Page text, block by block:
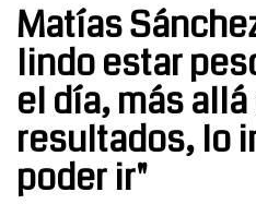
Matías
lindo estar
el día, más
resultados, lo
poder ir"